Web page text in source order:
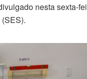
nesta sexta-